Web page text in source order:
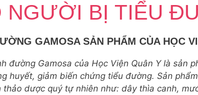
NGƯỜI BỊ TIỂU
GAMOSA SẢN PHẨM CỦA HỌC
đường Gamosa của Học Viện Quân Y là
huyết, giảm biến chứng tiểu đường. Sản
thảo dược quý tự nhiên như: dây thìa canh,